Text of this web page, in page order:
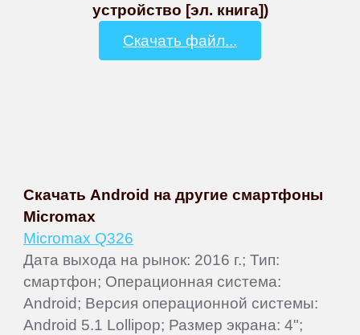
устройство [эл. книга])
Скачать файл...
Скачать Android на другие смартфоны
Micromax
Micromax Q326
Дата выхода на рынок: 2016 г.; Тип:
смартфон; Операционная система:
Android; Версия операционной системы:
Android 5.1 Lollipop; Размер экрана: 4";